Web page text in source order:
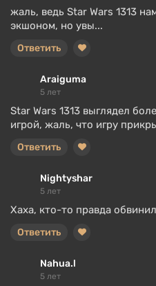
жаль, ведь Star Wars 1313
экшоном, но увы...
Ответить
Araiguma
5 лет
Star Wars 1313 выглядел
игрой, жаль, что игру
Ответить
Nightyshar
5 лет
Хаха, кто-то правда
Ответить
Nahua.l
5 лет